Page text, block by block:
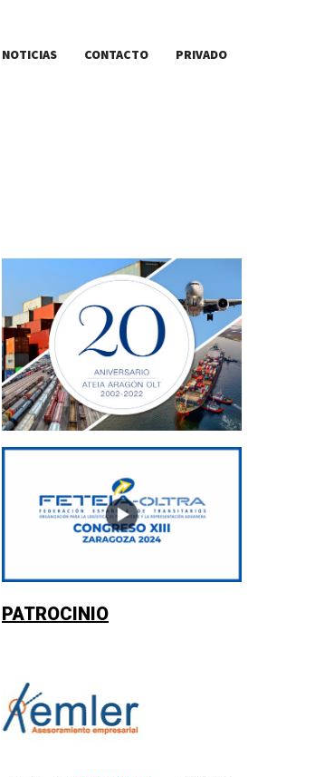
NOTICIAS CONTACTO PRIVADO
PATROCINIO